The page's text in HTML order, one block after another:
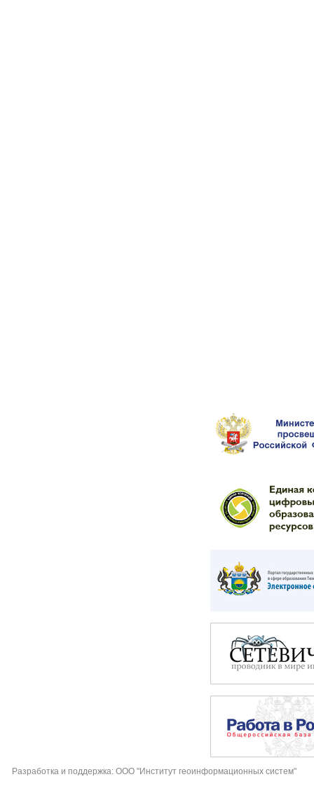
Разработка и поддержка: ООО "Институт геоинформационных систем"